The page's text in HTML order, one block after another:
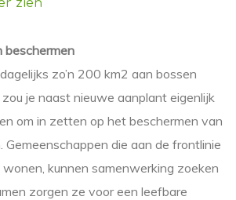
zien
beschermen
zo’n 200 km2 aan bossen
je naast nieuwe aanplant eigenlijk
om in zetten op het beschermen van
Gemeenschappen die aan de frontlinie
kunnen samenwerking zoeken
zorgen ze voor een leefbare